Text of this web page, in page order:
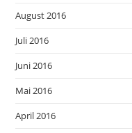
August 2016
Juli 2016
Juni 2016
Mai 2016
April 2016